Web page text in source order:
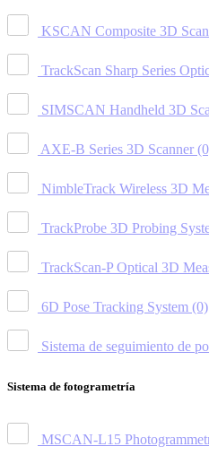
KSCAN Composite 3D
TrackScan Sharp Series
SIMSCAN Handheld 3D
AXE-B Series 3D Scanner
NimbleTrack Wireless 3D
TrackProbe 3D Probing
TrackScan-P Optical 3D
6D Pose Tracking System (0)
Sistema de seguimiento de
Sistema de fotogrametría
MSCAN-L15